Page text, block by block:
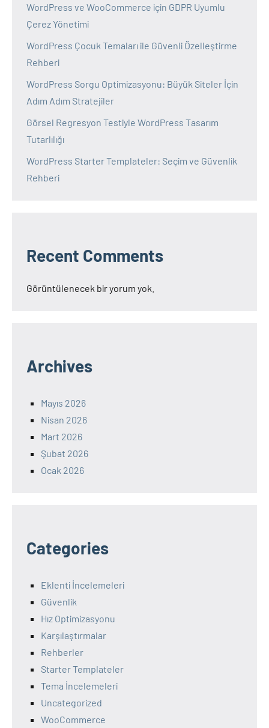
WordPress ve WooCommerce için GDPR Uyumlu
Çerez Yönetimi
WordPress Çocuk Temaları ile Güvenli Özelleştirme
Rehberi
WordPress Sorgu Optimizasyonu: Büyük Siteler İçin
Adım Adım Stratejiler
Görsel Regresyon Testiyle WordPress Tasarım
Tutarlılığı
WordPress Starter Templateler: Seçim ve Güvenlik
Rehberi
Recent Comments
Görüntülenecek bir yorum yok.
Archives
Mayıs 2026
Nisan 2026
Mart 2026
Şubat 2026
Ocak 2026
Categories
Eklenti İncelemeleri
Güvenlik
Hız Optimizasyonu
Karşılaştırmalar
Rehberler
Starter Templateler
Tema İncelemeleri
Uncategorized
WooCommerce